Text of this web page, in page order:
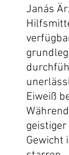
Janás
Eiweiß
Gewicht